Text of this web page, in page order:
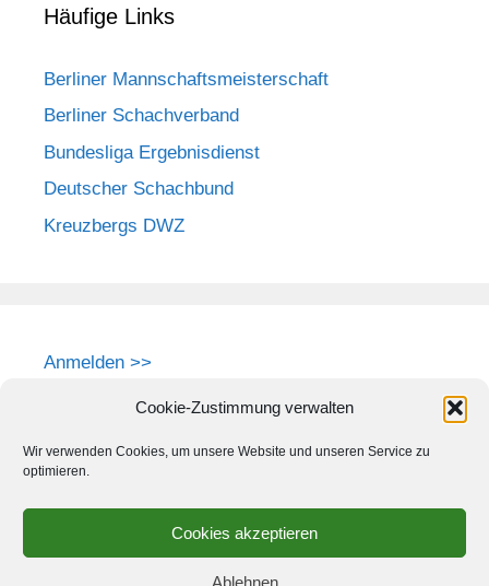
Cookie-Zustimmung verwalten
Wir verwenden Cookies, um unsere Website und unseren Service zu
optimieren.
Cookies akzeptieren
Ablehnen
Häufige Links
Berliner Mannschaftsmeisterschaft
Berliner Schachverband
Bundesliga Ergebnisdienst
Deutscher Schachbund
Kreuzbergs DWZ
Anmelden >>